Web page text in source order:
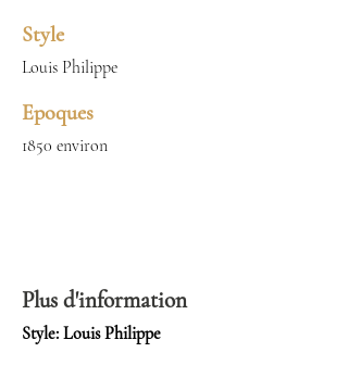
Style
Louis Philippe
Epoques
1850 environ
Plus d'information
Style: Louis Philippe